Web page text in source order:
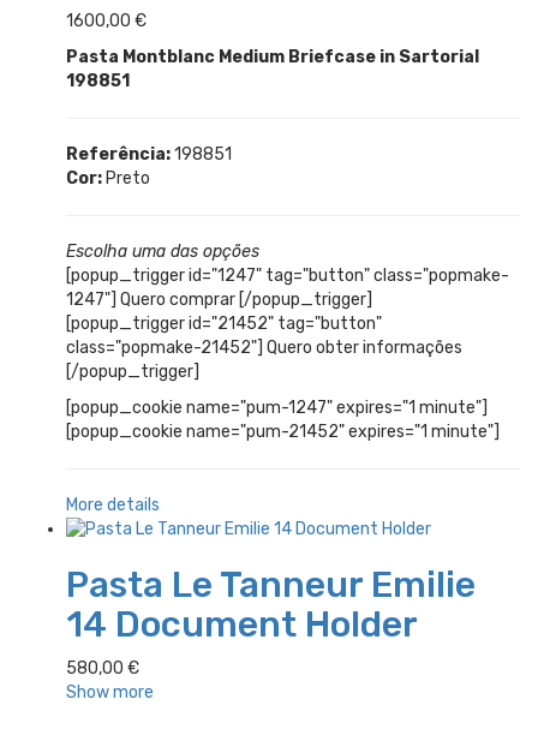
1600,00 €
Pasta Montblanc Medium Briefcase in Sartorial
198851
Referência:198851
Cor: Preto
Escolha uma das opções
[popup_trigger id="1247" tag="button" class="popmake-
1247"] Quero comprar [/popup_trigger]
[popup_trigger id="21452" tag="button"
class="popmake-21452"] Quero obter informações
[/popup_trigger]
[popup_cookie name="pum-1247" expires="1 minute"]
[popup_cookie name="pum-21452" expires="1 minute"]
More details
Pasta Le Tanneur Emilie
14 Document Holder
580,00 €
Show more